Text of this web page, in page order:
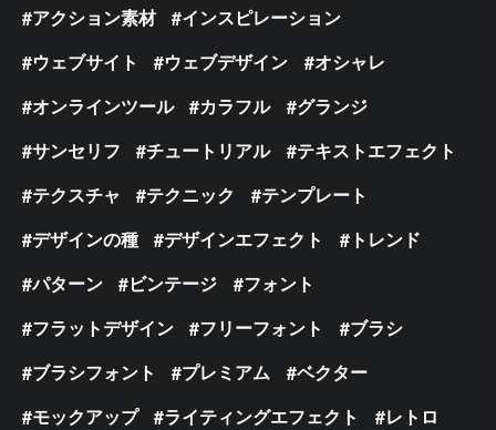
アクション素材
インスピレーション
ウェブサイト
ウェブデザイン
オシャレ
オンラインツール
カラフル
グランジ
サンセリフ
チュートリアル
テキストエフェクト
テクスチャ
テクニック
テンプレート
デザインの種
デザインエフェクト
トレンド
パターン
ビンテージ
フォント
フラットデザイン
フリーフォント
ブラシ
ブラシフォント
プレミアム
ベクター
モックアップ
ライティングエフェクト
レトロ